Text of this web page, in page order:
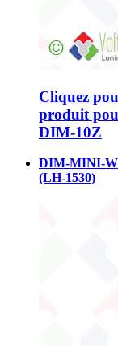
Cliquez
produit
DIM-10Z
DIM-MINI-
(LH-1530)